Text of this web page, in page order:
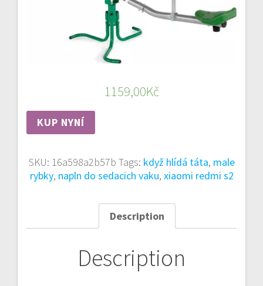
1159,00Kč
KUP NYNÍ
SKU: 16a598a2b57b Tags: když hlídá táta, male
rybky, napln do sedacich vaku, xiaomi redmi s2
Description
Description